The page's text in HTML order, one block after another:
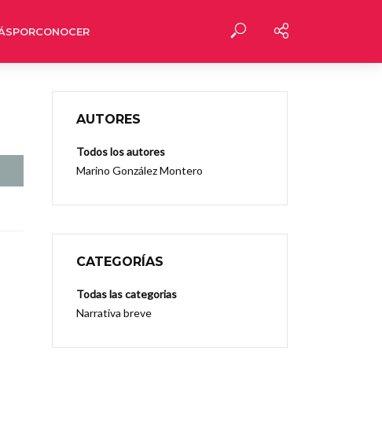
AUTORES
Todos los autores
Marino González Montero
CATEGORÍAS
Todas las categorias
Narrativa breve